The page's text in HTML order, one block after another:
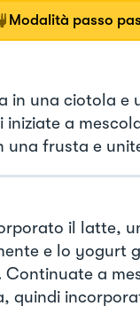
Modalità passo
in una ciotola e
a
una frusta e
il latte,
e lo yogurt
Continuate a
quindi